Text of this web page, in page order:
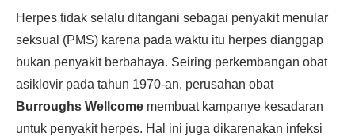
Herpes tidak selalu ditangani sebagai penyakit menular
seksual (PMS) karena pada waktu itu herpes dianggap
bukan penyakit berbahaya. Seiring perkembangan obat
asiklovir pada tahun 1970-an, perusahan obat
Burroughs Wellcome membuat kampanye kesadaran
untuk penyakit herpes. Hal ini juga dikarenakan infeksi